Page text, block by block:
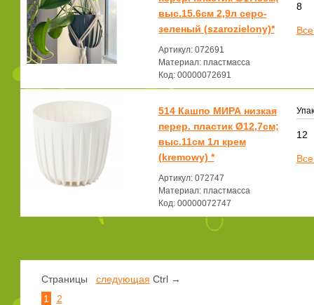
выс.15.6см 2,9л серо-
зеленый (szarozielony)*
Артикул: 072691
Материал: пластмасса
Код: 00000072691
8
514 Кашпо МИРА низкая
перер. пластик Ø12,7см;
выс.11см 1л крем
(kremowy) *
Артикул: 072747
Материал: пластмасса
Код: 00000072747
12
Страницы следующая Ctrl →
1
2